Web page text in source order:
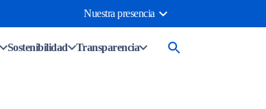
Nuestra presencia
Sostenibilidad Transparencia